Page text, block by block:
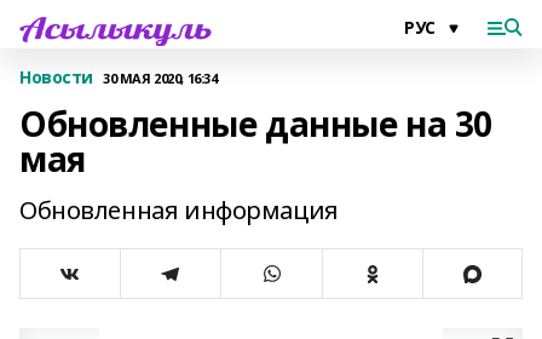
Новости 30 МАЯ 2020, 16:34
Обновленные данные на 30
мая
Обновленная информация